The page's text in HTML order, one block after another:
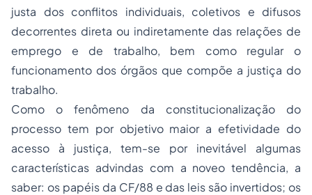
justa dos conflitos individuais, coletivos e difusos
decorrentes direta ou indiretamente das relações de
emprego e de trabalho, bem como regular o
funcionamento dos órgãos que compõe a justiça do
trabalho.
Como o fenômeno da constitucionalização do
processo tem por objetivo maior a efetividade do
acesso à justiça, tem-se por inevitável algumas
características advindas com a noveo tendência, a
saber: os papéis da CF/88 e das leis são invertidos; os